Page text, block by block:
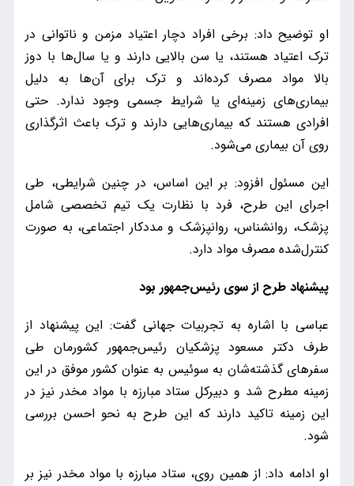
او توضیح داد: برخی افراد دچار اعتیاد مزمن و ناتوانی در
ترک اعتیاد هستند، یا سن بالایی دارند و یا سال‌ها با دوز
بالا مواد مصرف کرده‌اند و ترک برای آن‌ها به دلیل
بیماری‌های زمینه‌ای یا شرایط جسمی وجود ندارد. حتی
افرادی هستند که بیماری‌هایی دارند و ترک باعث اثرگذاری
روی آن بیماری می‌شود.
این مسئول افزود: بر این اساس،‌ در چنین شرایطی، طی
اجرای این طرح، فرد با نظارت یک تیم تخصصی شامل
پزشک، روانشناس، روانپزشک و مددکار اجتماعی، به صورت
کنترل‌شده مصرف مواد دارد.
پیشنهاد طرح از سوی رئیس‌جمهور بود
عباسی با اشاره به تجربیات جهانی گفت: این پیشنهاد از
طرف دکتر مسعود پزشکیان رئیس‌جمهور کشورمان طی
سفرهای گذشته‌شان به سوئیس به عنوان کشور موفق در این
زمینه مطرح شد و دبیرکل ستاد مبارزه با مواد مخدر نیز در
این زمینه تاکید دارند که این طرح به نحو احسن بررسی
شود.
او ادامه داد: از همین روی، ستاد مبارزه با مواد مخدر نیز بر